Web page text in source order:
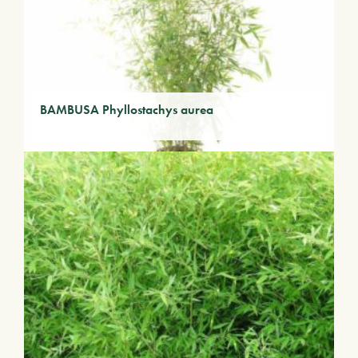
BAMBUSA Phyllostachys aurea